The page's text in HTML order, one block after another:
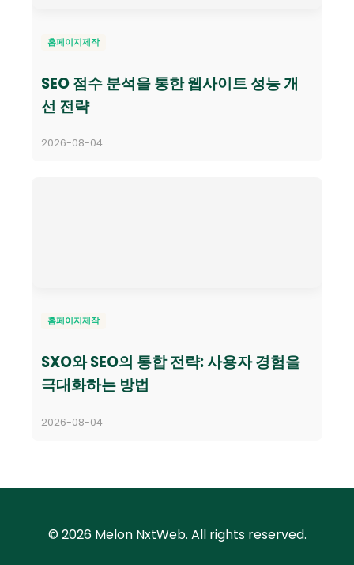
홈페이지제작
SEO 점수 분석을 통한 웹사이트 성능 개
선 전략
2026-08-04
홈페이지제작
SXO와 SEO의 통합 전략: 사용자 경험을
극대화하는 방법
2026-08-04
© 2026 Melon NxtWeb. All rights reserved.